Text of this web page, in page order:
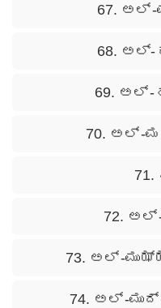
67. ಅಲ್
68.
69. ಅಲ್ -
70. ಅಲ್
71.
72.
73. ಅಲ್ -
74. ಅಲ್ -